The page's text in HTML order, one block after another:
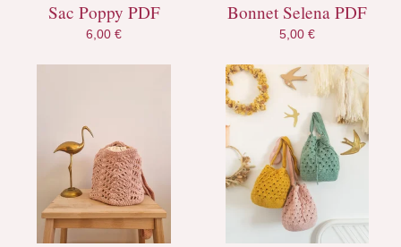
Sac Poppy PDF
6,00 €
Bonnet Selena PDF
5,00 €